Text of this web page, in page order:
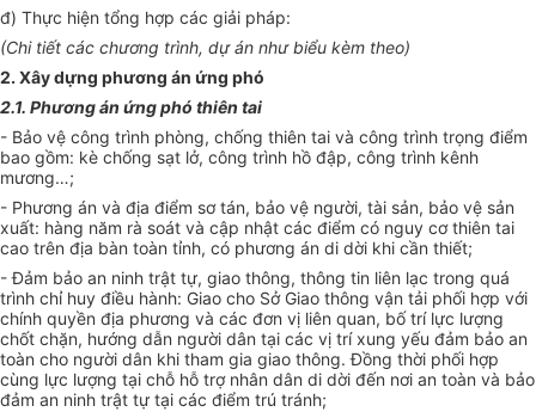
đ) Thực hiện tổng hợp các giải pháp:
(Chi tiết các chương trình, dự án như biểu kèm theo)
2. Xây dựng phương án ứng phó
2.1. Phương án ứng phó thiên tai
- Bảo vệ công trình phòng, chống thiên tai và công trình trọng điểm
bao gồm: kè chống sạt lở, công trình hồ đập, công trình kênh
mương…;
- Phương án và địa điểm sơ tán, bảo vệ người, tài sản, bảo vệ sản
xuất: hàng năm rà soát và cập nhật các điểm có nguy cơ thiên tai
cao trên địa bàn toàn tỉnh, có phương án di dời khi cần thiết;
-Đảm bảo an ninh trật tự, giao thông, thông tin liên lạc trong quá
trình chỉ huy điều hành: Giao cho Sở Giao thông vận tải phối hợp với
chính quyền địa phương và các đơn vị liên quan, bố trí lực lượng
chốt chặn, hướng dẫn người dân tại các vị trí xung yếu đảm bảo an
toàn cho người dân khi tham gia giao thông. Đồng thời phối hợp
cùng lực lượng tại chỗ hỗ trợ nhân dân di dời đến nơi an toàn và bảo
đảm an ninh trật tự tại các điểm trú tránh;